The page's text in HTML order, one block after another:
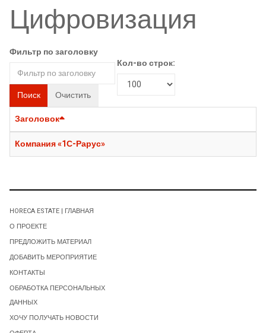
Цифровизация
Фильтр по заголовку
Поиск Очистить
Кол-во строк:
Заголовок
Компания «1С-Рарус»
HORECA ESTATE | ГЛАВНАЯ
О ПРОЕКТЕ
ПРЕДЛОЖИТЬ МАТЕРИАЛ
ДОБАВИТЬ МЕРОПРИЯТИЕ
КОНТАКТЫ
ОБРАБОТКА ПЕРСОНАЛЬНЫХ
ДАННЫХ
ХОЧУ ПОЛУЧАТЬ НОВОСТИ